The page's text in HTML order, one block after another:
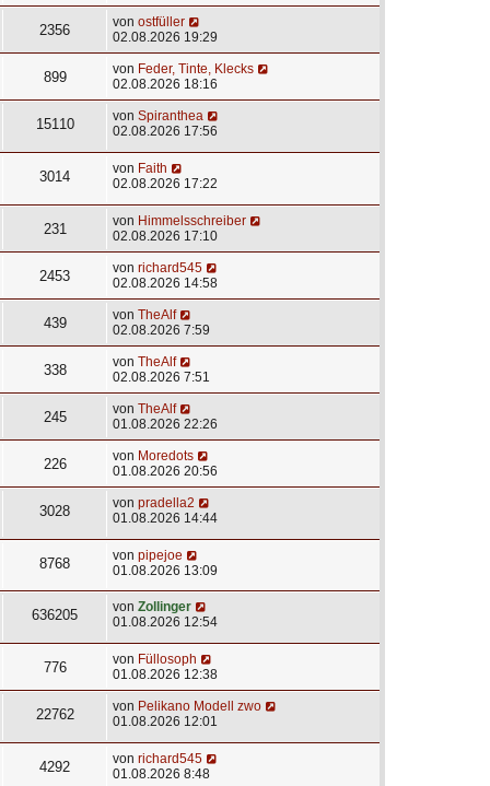
2356 von ostfüller
02.08.2026 19:29
899 von Feder, Tinte, Klecks
02.08.2026 18:16
15110 von Spiranthea
02.08.2026 17:56
3014 von Faith
02.08.2026 17:22
231 von Himmelsschreiber
02.08.2026 17:10
2453 von richard545
02.08.2026 14:58
439 von TheAlf
02.08.2026 7:59
338 von TheAlf
02.08.2026 7:51
245 von TheAlf
01.08.2026 22:26
226 von Moredots
01.08.2026 20:56
3028 von pradella2
01.08.2026 14:44
8768 von pipejoe
01.08.2026 13:09
636205 von Zollinger
01.08.2026 12:54
776 von Füllosoph
01.08.2026 12:38
22762 von Pelikano Modell zwo
01.08.2026 12:01
4292 von richard545
01.08.2026 8:48